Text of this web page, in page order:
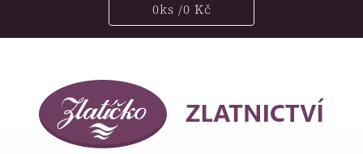
0ks /0 Kč